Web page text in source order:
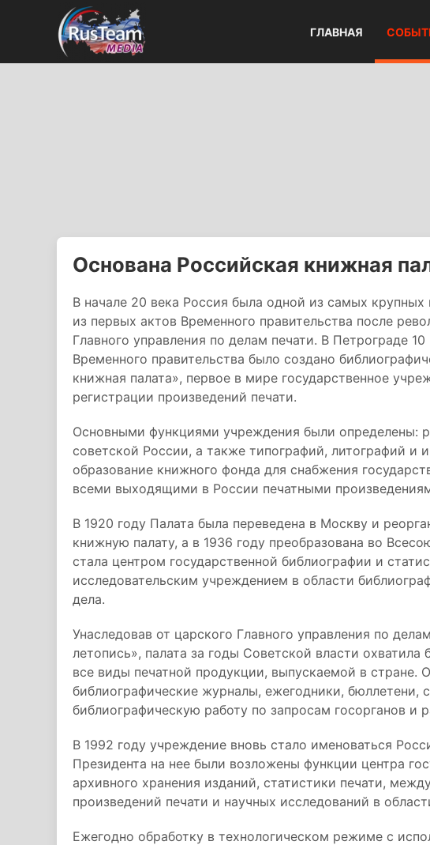
ГЛАВНАЯ
Основана Российская книжная
В начале 20 века Россия была одной из самых
из первых актов Временного правительства после
Главного управления по делам печати. В Петрограде
Временного правительства было создано
книжная палата», первое в мире государственное
регистрации произведений печати.
Основными функциями учреждения были определены:
советской России, а также типографий, литографий и
образование книжного фонда для снабжения
всеми выходящими в России печатными
В 1920 году Палата была переведена в Москву и
книжную палату, а в 1936 году преобразована во
стала центром государственной библиографии и
исследовательским учреждением в области
дела.
Унаследовав от царского Главного управления по
летопись», палата за годы Советской власти охватила
все виды печатной продукции, выпускаемой в стране.
библиографические журналы, ежегодники, бюллетени,
библиографическую работу по запросам госорганов и
В 1992 году учреждение вновь стало именоваться
Президента на нее были возложены функции центра
архивного хранения изданий, статистики печати,
произведений печати и научных исследований в
Ежегодно обработку в технологическом режиме с